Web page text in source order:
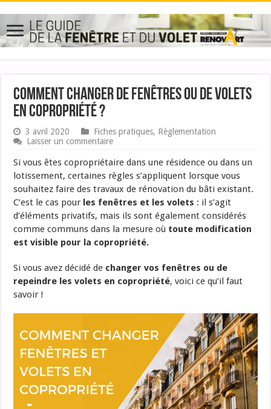
Comment changer de fenêtres ou de volets
en copropriété ?
3 avril 2020 Fiches pratiques, Règlementation
Laisser un commentaire
Si vous êtes copropriétaire dans une résidence ou dans un
lotissement, certaines règles s’appliquent lorsque vous
souhaitez faire des travaux de rénovation du bâti existant.
C’est le cas pour les fenêtres et les volets : il s’agit
d’éléments privatifs, mais ils sont également considérés
comme communs dans la mesure où toute modification
est visible pour la copropriété.
Si vous avez décidé de changer vos fenêtres ou de
repeindre les volets en copropriété, voici ce qu’il faut
savoir !